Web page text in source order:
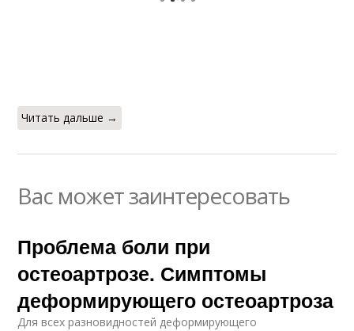
Читать дальше →
Вас может заинтересовать
Проблема боли при
остеоартрозе. Симптомы
деформирующего остеоартроза
Для всех разновидностей деформирующего